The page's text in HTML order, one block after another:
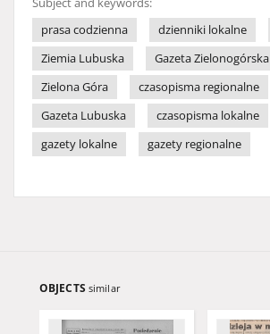
Subject and keywords:
prasa codzienna
dzienniki lokalne
Ziemia Lubuska
Gazeta Zielonogórska
Zielona Góra
czasopisma regionalne
Gazeta Lubuska
czasopisma lokalne
gazety lokalne
gazety regionalne
OBJECTS similar